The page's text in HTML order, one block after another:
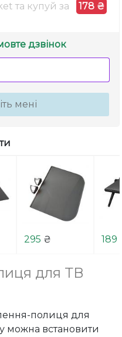
та купуй за 178 ₴
дзвінок
мені
295 ₴ 189
для ТВ
полиця для
можна встановити